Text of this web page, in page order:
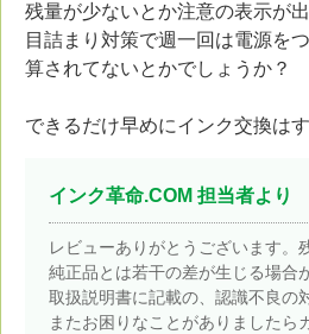
残量が少ないとか注意の表示が
目詰まり対策で週一回は電源を
算されてないとかでしょうか？
できるだけ早めにインク交換は
インク革命.COM 担当者より
レビューありがとうございます。
純正品とは若干の差が生じる場合
取扱説明書に記載の、認識不良の
またお困りなことがありましたら